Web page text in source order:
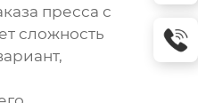
пресса с
сложность